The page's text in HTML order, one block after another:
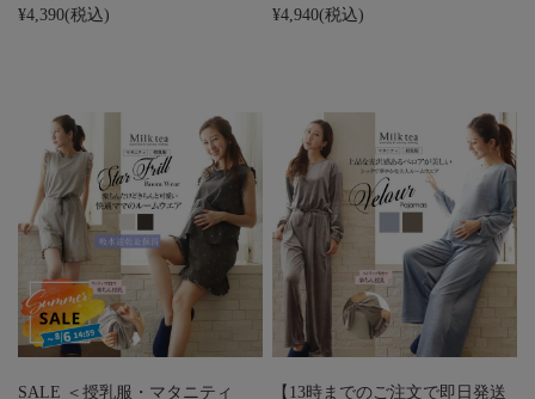
¥4,390(税込) ¥4,940(税込)
SALE ＜授乳服・マタニティ
【13時までのご注文で即日発送